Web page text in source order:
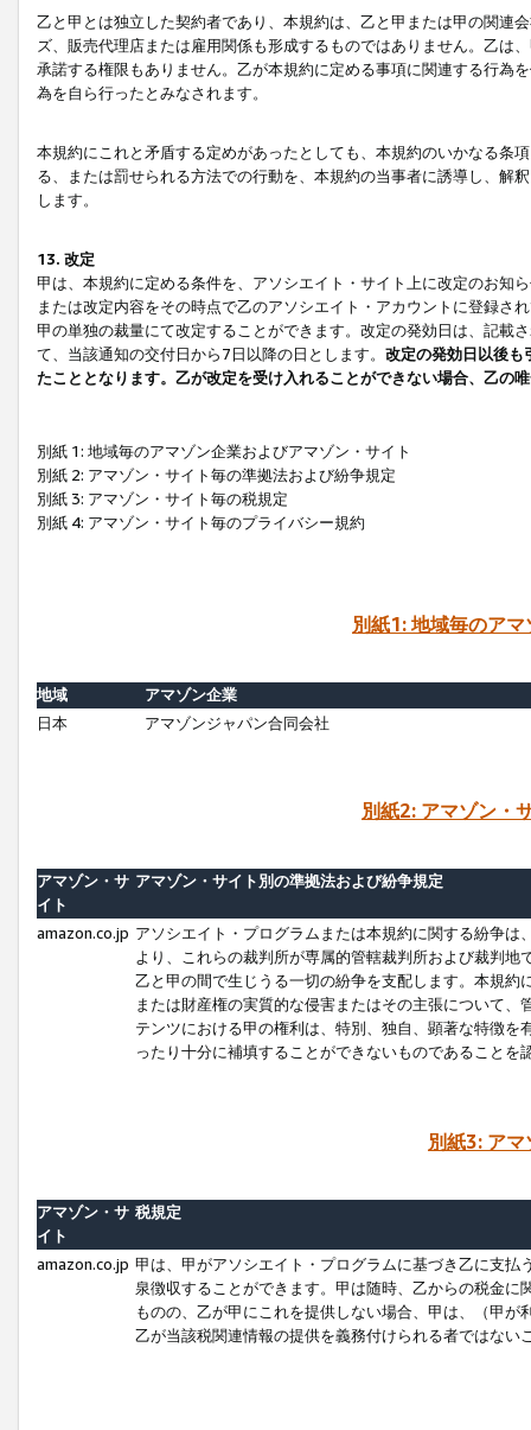
乙と甲とは独立した契約者であり、本規約は、乙と甲または甲の関連
ズ、販売代理店または雇用関係も形成するものではありません。乙は
承諾する権限もありません。乙が本規約に定める事項に関連する行為
為を自ら行ったとみなされます。
本規約にこれと矛盾する定めがあったとしても、本規約のいかなる条
る、または罰せられる方法での行動を、本規約の当事者に誘導し、解
します。
13. 改定
甲は、本規約に定める条件を、アソシエイト・サイト上に改定のお知
または改定内容をその時点で乙のアソシエイト・アカウントに登録さ
甲の単独の裁量にて改定することができます。改定の発効日は、記載
て、当該通知の交付日から7日以降の日とします。 改定の発効日以後も
たこととなります。乙が改定を受け入れることができない場合、乙の
別紙 1: 地域毎のアマゾン企業およびアマゾン・サイト
別紙 2: アマゾン・サイト毎の準拠法および紛争規定
別紙 3: アマゾン・サイト毎の税規定
別紙 4: アマゾン・サイト毎のプライバシー規約
別紙1: 地域毎のア
地域
アマゾン企業
日本
アマゾンジャパン合同会社
別紙2: アマゾン・
アマゾン・サ
イト
アマゾン・サイト別の準拠法および紛争規定
amazon.co.jp アソシエイト・プログラムまたは本規約に関する紛争
より、これらの裁判所が専属的管轄裁判所および裁判
乙と甲の間で生じうる一切の紛争を支配します。本規
または財産権の実質的な侵害またはその主張について
テンツにおける甲の権利は、特別、独自、顕著な特徴
ったり十分に補填することができないものであることを
別紙3: ア
アマゾン・サ
イト
税規定
amazon.co.jp 甲は、甲がアソシエイト・プログラムに基づき乙に支
泉徴収することができます。甲は随時、乙からの税金
ものの、乙が甲にこれを提供しない場合、甲は、（甲
乙が当該税関連情報の提供を義務付けられる者ではな